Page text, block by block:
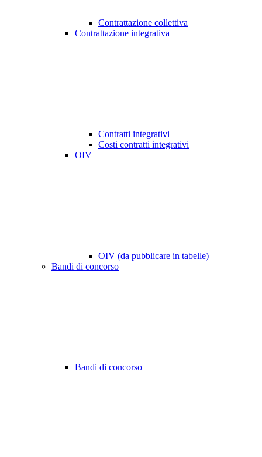
Contrattazione collettiva
Contrattazione integrativa
Contratti integrativi
Costi contratti integrativi
OIV
OIV (da pubblicare in tabelle)
Bandi di concorso
Bandi di concorso